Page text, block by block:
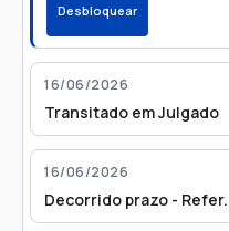
Desbloquear
16/06/2026
Transitado em Julgado
16/06/2026
Decorrido prazo -